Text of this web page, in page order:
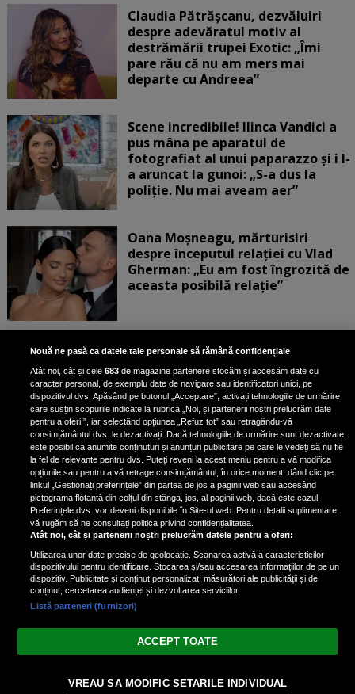
Claudia Pătrășcanu, dezvăluiri
despre adevăratul motiv al
destrămării trupei Exotic: „Îmi
pare rău că nu am mers mai
departe cu Andreea”
Scene incredibile! Ilinca Vandici a
pus mâna pe aparatul de
fotografiat al unui paparazzo și i l-
a aruncat la gunoi: „S-a dus la
poliție. Nu mai aveam aer”
Oana Moșneagu, mărturisiri
despre începutul relației cu Vlad
Gherman: „Eu am fost îngrozită de
aceasta posibilă relație”
Unde locuiesc Alberto Guță și
iubita lui, după ce au plecat din
casa Narcisei Balaban: „Noi
suntem într-o casă cu două-trei
etaje”
Oana Roman, achiziție după
achiziție. Suma exorbitantă pe
care a scos-o din buzunar pentru o
pereche de ochelari de soare și un
parfum
Nouă ne pasă ca datele tale personale să rămână confidențiale
Atât noi, cât și cele683 de magazine partenere stocăm și accesăm date cu
caracter personal, de exemplu date de navigare sau identificatori unici, pe
dispozitivul dvs. Apăsând pe butonul „Acceptare”, activați tehnologiile de urmărire
care susțin scopurile indicate la rubrica „Noi, și partenerii noștri prelucrăm date
pentru a oferi:”, iar selectând opțiunea „Refuz tot” sau retragându-vă
consimțământul dvs. le dezactivați. Dacă tehnologiile de urmărire sunt dezactivate,
este posibil ca anumite conținuturi și anunțuri publicitare pe care le vedeți să nu fie
la fel de relevante pentru dvs. Puteți reveni la acest meniu pentru a vă modifica
opțiunile sau pentru a vă retrage consimțământul, în orice moment, dând clic pe
linkul „Gestionați preferințele” din partea de jos a paginii web sau accesând
pictograma flotantă din colțul din stânga, jos, al paginii web, dacă este cazul.
Preferințele dvs. vor deveni disponibile în Site-ul web. Pentru detalii suplimentare,
vă rugăm să ne consultați politica privind confidențialitatea.
Atât noi, cât și partenerii noștri prelucrăm datele pentru a oferi:
Utilizarea unor date precise de geolocație. Scanarea activă a caracteristicilor
dispozitivului pentru identificare. Stocarea și/sau accesarea informațiilor de pe un
dispozitiv. Publicitate și conținut personalizat, măsurători ale publicității și de
conținut, cercetarea audienței și dezvoltarea serviciilor.
Listă parteneri (furnizori)
ACCEPT TOATE
VREAU SA MODIFIC SETARILE INDIVIDUAL